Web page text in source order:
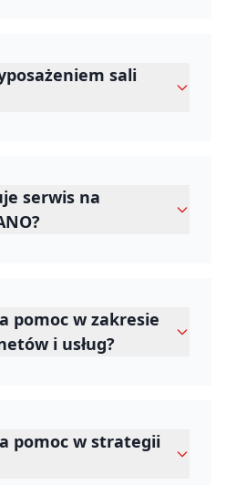
sali
serwis na
pomoc w zakresie
i usług?
pomoc w strategii